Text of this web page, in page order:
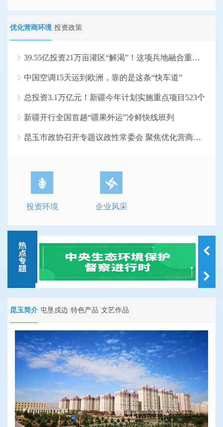
优化营商环境 投资政策
39.55亿投资21万亩灌区“解渴”！这项兵地融合重大水...
中国空调15天运到欧洲，靠的是这条“快车道”
总投资3.1万亿元！新疆今年计划实施重点项目523个
新疆开行全国首趟“疆果外运”冷鲜快线班列
昆玉市政协召开专题议政性常委会 聚焦优化营商环境
投资环境 企业风采
昆玉简介 屯垦戍边 特色产品 文艺作品